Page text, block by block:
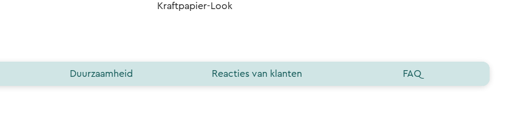
Kraftpapier-Look
Duurzaamheid Reacties van klanten FAQ